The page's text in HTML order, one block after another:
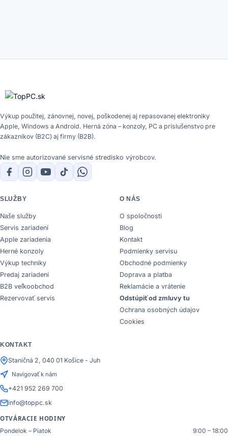
Výkup použitej, zánovnej, novej, poškodenej aj repasovanej elektroniky
Apple, Windows a Android. Herná zóna – konzoly, PC a príslušenstvo pre
zákazníkov (B2C) aj firmy (B2B).
Nie sme autorizované servisné stredisko výrobcov.
SLUŽBY
Naše služby
Servis zariadení
Apple zariadenia
Herné konzoly
Výkup techniky
Predaj zariadení
B2B veľkoobchod
Rezervovať servis
O NÁS
O spoločnosti
Blog
Kontakt
Podmienky servisu
Obchodné podmienky
Doprava a platba
Reklamácie a vrátenie
Odstúpiť od zmluvy tu
Ochrana osobných údajov
Cookies
KONTAKT
Staničná 2, 040 01 Košice - Juh
Navigovať k nám
+421 952 269 700
info@toppc.sk
OTVÁRACIE HODINY
Pondelok – Piatok
9:00 – 18:00